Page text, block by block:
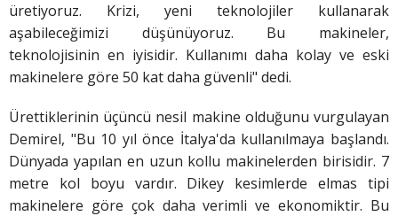
üretiyoruz. Krizi, yeni teknolojiler kullanarak
aşabileceğimizi düşünüyoruz. Bu makineler,
teknolojisinin en iyisidir. Kullanımı daha kolay ve eski
makinelere göre 50 kat daha güvenli" dedi.
Ürettiklerinin üçüncü nesil makine olduğunu vurgulayan
Demirel, "Bu 10 yıl önce İtalya'da kullanılmaya başlandı.
Dünyada yapılan en uzun kollu makinelerden birisidir. 7
metre kol boyu vardır. Dikey kesimlerde elmas tipi
makinelere göre çok daha verimli ve ekonomiktir. Bu